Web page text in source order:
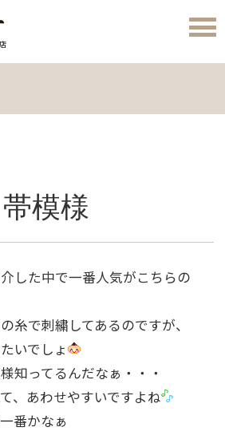
帯模様
した中で一番人気がこちらの
糸で刺繍してあるのですが、
いでしょ
知ってるんだなぁ・・・
、あわせやすいですよね
番かなぁ